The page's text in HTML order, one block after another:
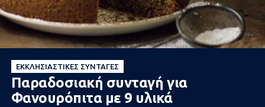
ΕΚΚΛΗΣΙΑΣΤΙΚΈΣ ΣΥΝΤΑΓΈΣ
Παραδοσιακή συνταγή για
Φανουρόπιτα με 9 υλικά